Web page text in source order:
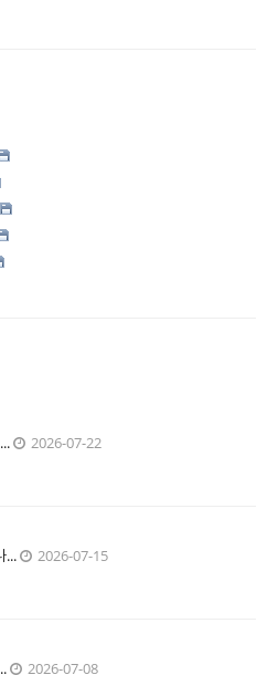
2026-07-22
... 2026-07-15
2026-07-08